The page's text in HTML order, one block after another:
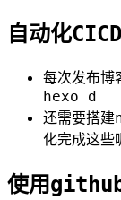
自动化CICD
每次发布
hexo d
还需要搭
化完成这些
使用